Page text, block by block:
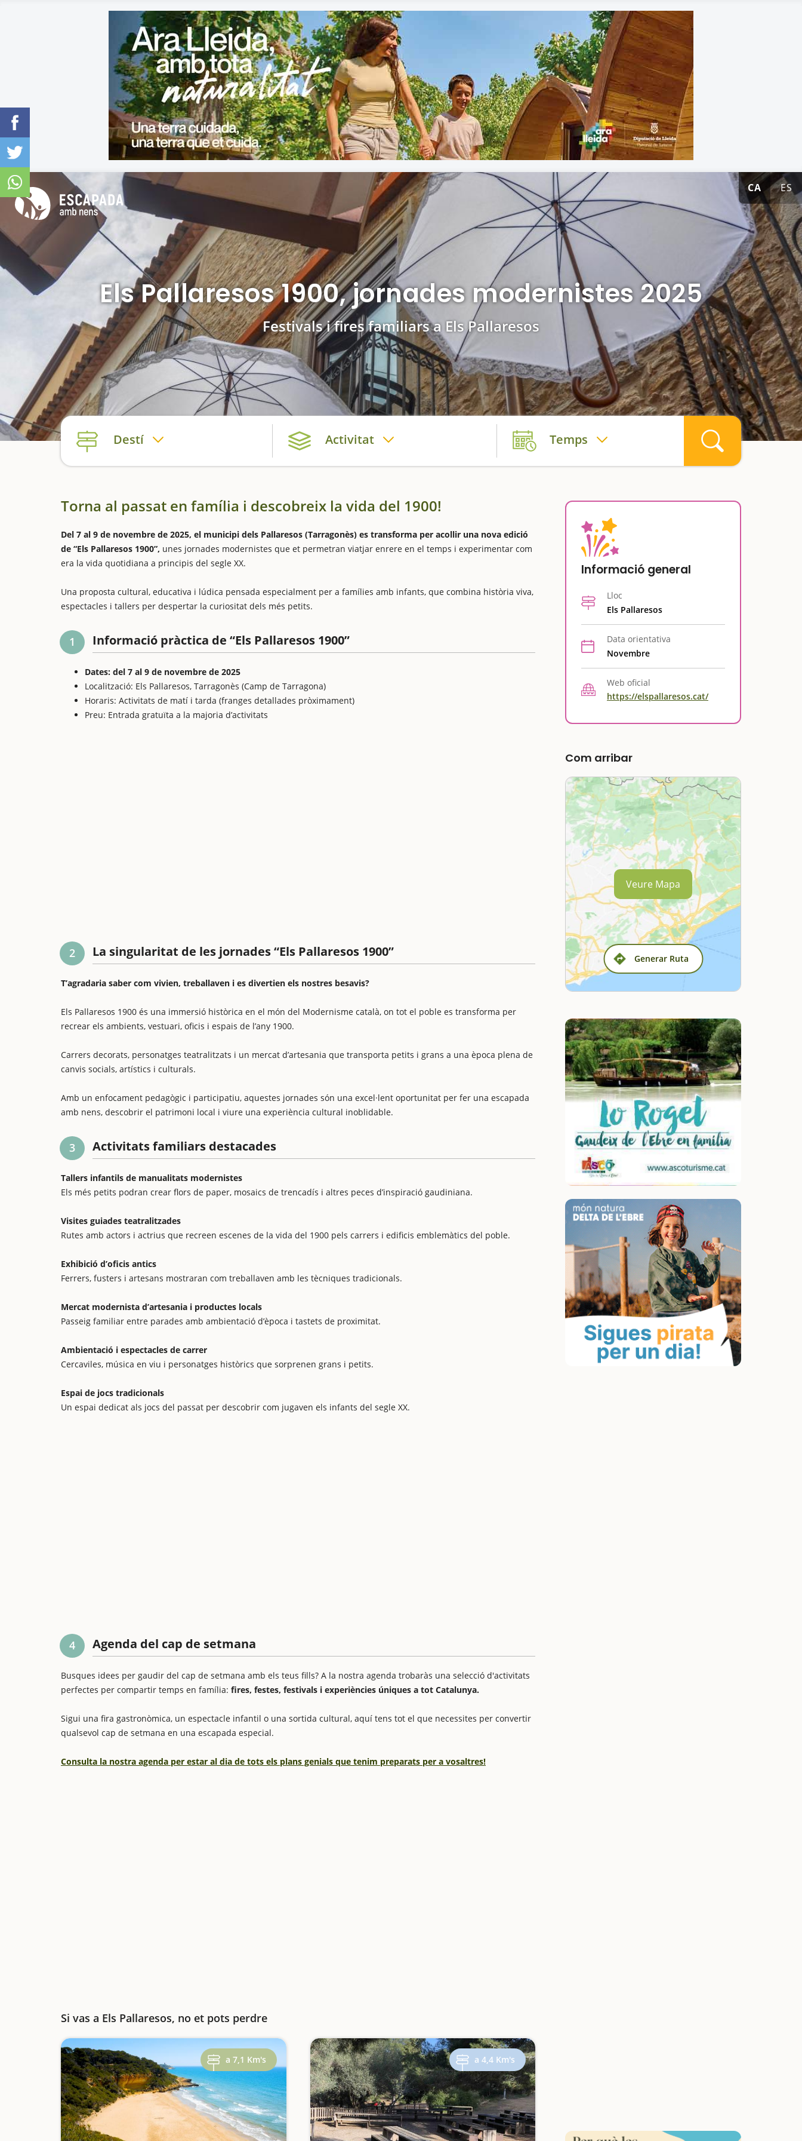
CA ES
Els Pallaresos 1900, jornades modernistes 2025
Festivals i fires familiars a Els Pallaresos
Destí Activitat Temps
Torna al passat en família i descobreix la vida del 1900!
Del 7 al 9 de novembre de 2025, el municipi dels Pallaresos (Tarragonès) es transforma per acollir una nova edició
de “Els Pallaresos 1900”, unes jornades modernistes que et permetran viatjar enrere en el temps i experimentar com
era la vida quotidiana a principis del segle XX.
Una proposta cultural, educativa i lúdica pensada especialment per a famílies amb infants, que combina història viva,
espectacles i tallers per despertar la curiositat dels més petits.
1 Informació pràctica de “Els Pallaresos 1900”
Dates: del 7 al 9 de novembre de 2025
Localització: Els Pallaresos, Tarragonès (Camp de Tarragona)
Horaris: Activitats de matí i tarda (franges detallades pròximament)
Preu: Entrada gratuïta a la majoria d’activitats
2 La singularitat de les jornades “Els Pallaresos 1900”
T’agradaria saber com vivien, treballaven i es divertien els nostres besavis?
Els Pallaresos 1900 és una immersió històrica en el món del Modernisme català, on tot el poble es transforma per
recrear els ambients, vestuari, oficis i espais de l’any 1900.
Carrers decorats, personatges teatralitzats i un mercat d’artesania que transporta petits i grans a una època plena de
canvis socials, artístics i culturals.
Amb un enfocament pedagògic i participatiu, aquestes jornades són una excel·lent oportunitat per fer una escapada
amb nens, descobrir el patrimoni local i viure una experiència cultural inoblidable.
3 Activitats familiars destacades
Tallers infantils de manualitats modernistes
Els més petits podran crear flors de paper, mosaics de trencadís i altres peces d’inspiració gaudiniana.
Visites guiades teatralitzades
Rutes amb actors i actrius que recreen escenes de la vida del 1900 pels carrers i edificis emblemàtics del poble.
Exhibició d’oficis antics
Ferrers, fusters i artesans mostraran com treballaven amb les tècniques tradicionals.
Mercat modernista d’artesania i productes locals
Passeig familiar entre parades amb ambientació d’època i tastets de proximitat.
Ambientació i espectacles de carrer
Cercaviles, música en viu i personatges històrics que sorprenen grans i petits.
Espai de jocs tradicionals
Un espai dedicat als jocs del passat per descobrir com jugaven els infants del segle XX.
4 Agenda del cap de setmana
Busques idees per gaudir del cap de setmana amb els teus fills? A la nostra agenda trobaràs una selecció d'activitats
perfectes per compartir temps en família: fires, festes, festivals i experiències úniques a tot Catalunya.
Sigui una fira gastronòmica, un espectacle infantil o una sortida cultural, aquí tens tot el que necessites per convertir
qualsevol cap de setmana en una escapada especial.
Consulta la nostra agenda per estar al dia de tots els plans genials que tenim preparats per a vosaltres!
Si vas a Els Pallaresos, no et pots perdre
a 7,1 Km's a 4,4 Km's
Informació general
Lloc
Els Pallaresos
Data orientativa
Novembre
Web oficial
https://elspallaresos.cat/
Com arribar
Generar Ruta
Veure Mapa